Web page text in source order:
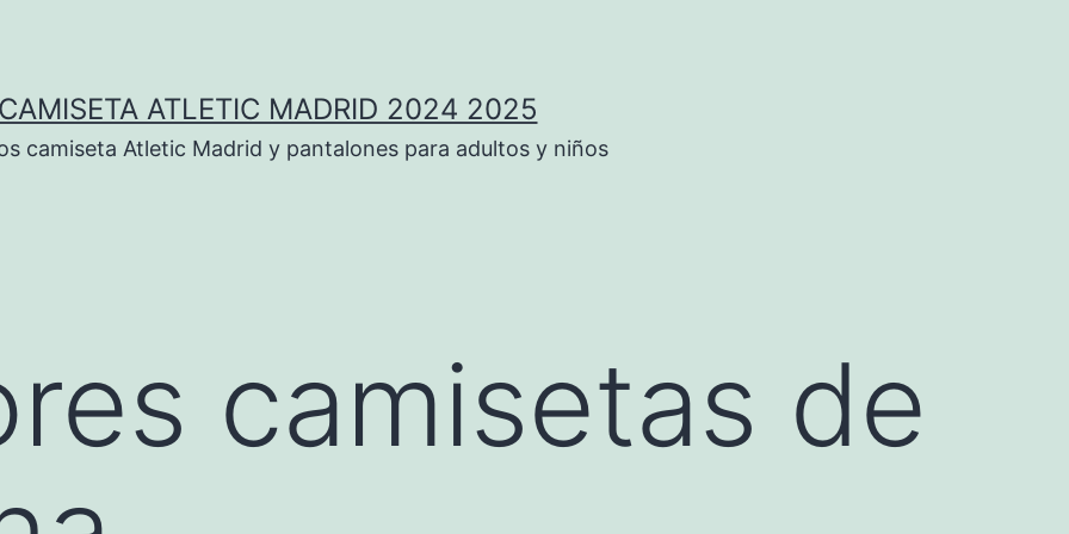
CAMISETA ATLETIC MADRID 2024 2025
camiseta Atletic Madrid y pantalones para adultos y niños
camisetas de